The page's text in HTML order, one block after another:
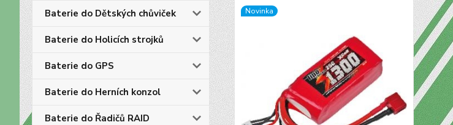
Baterie do Dětských chůviček
Baterie do Holicích strojků
Baterie do GPS
Baterie do Herních konzol
Baterie do Řadičů RAID
Novinka